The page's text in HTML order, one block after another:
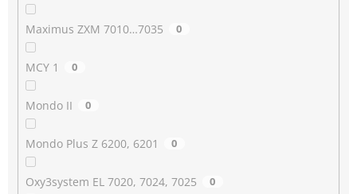
Maximus ZXM 7010…7035 0
MCY 1 0
Mondo II 0
Mondo Plus Z 6200, 6201 0
Oxy3system EL 7020, 7024, 7025 0